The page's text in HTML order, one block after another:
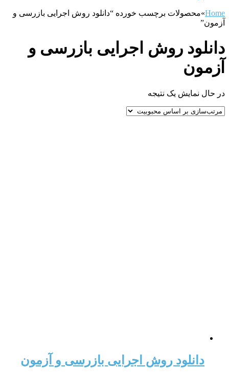
Home
»محصولات برچسب خورده “دانلود روش اجرایی بازرسی و
آزمون”
دانلود روش اجرایی بازرسی و
آزمون
در حال نمایش یک نتیجه
دانلود روش اجرایی بازرسی و آزمون